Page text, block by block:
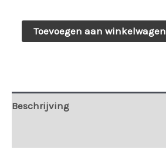
Armband
en
Toevoegen aan winkelwagen
Beschrijving